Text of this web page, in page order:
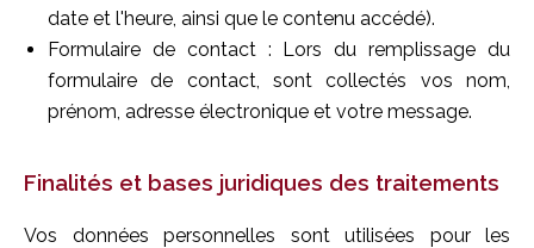
date et l'heure, ainsi que le contenu accédé).
Formulaire de contact : Lors du remplissage du
formulaire de contact, sont collectés vos nom,
prénom, adresse électronique et votre message.
Finalités et bases juridiques des traitements
Vos données personnelles sont utilisées pour les